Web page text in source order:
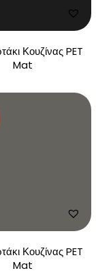
Κουζίνας PET
Mat
Κουζίνας PET
Mat